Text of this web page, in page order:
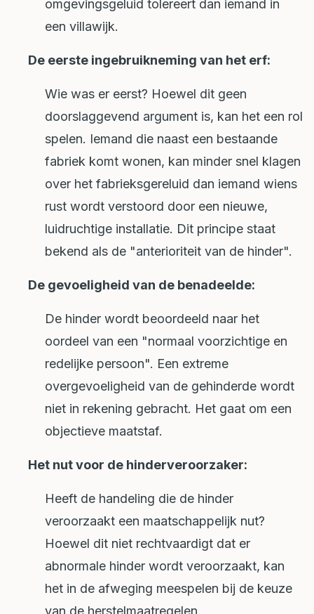
omgevingsgeluid tolereert dan iemand in
een villawijk.
De eerste ingebruikneming van het erf:
Wie was er eerst? Hoewel dit geen
doorslaggevend argument is, kan het een rol
spelen. Iemand die naast een bestaande
fabriek komt wonen, kan minder snel klagen
over het fabrieksgereluid dan iemand wiens
rust wordt verstoord door een nieuwe,
luidruchtige installatie. Dit principe staat
bekend als de "anterioriteit van de hinder".
De gevoeligheid van de benadeelde:
De hinder wordt beoordeeld naar het
oordeel van een "normaal voorzichtige en
redelijke persoon". Een extreme
overgevoeligheid van de gehinderde wordt
niet in rekening gebracht. Het gaat om een
objectieve maatstaf.
Het nut voor de hinderveroorzaker:
Heeft de handeling die de hinder
veroorzaakt een maatschappelijk nut?
Hoewel dit niet rechtvaardigt dat er
abnormale hinder wordt veroorzaakt, kan
het in de afweging meespelen bij de keuze